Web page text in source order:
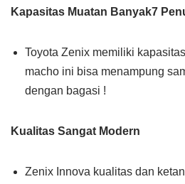
Kapasitas Muatan Banyak7
Toyota Zenix memiliki
macho ini bisa menampung
dengan bagasi !
Kualitas Sangat Modern
Zenix Innova kualitas dan